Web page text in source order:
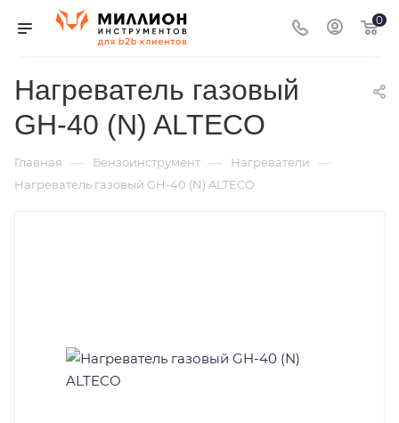
0
Нагреватель газовый
GH-40 (N) ALTECO
Главная — Бензоинструмент — Нагреватели —
Нагреватель газовый GH-40 (N) ALTECO